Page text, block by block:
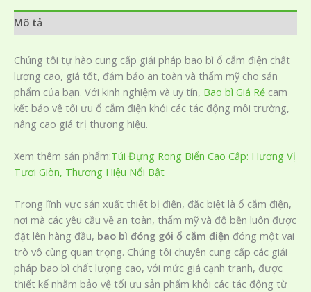
Mô tả
Chúng tôi tự hào cung cấp giải pháp bao bì ổ cắm điện chất
lượng cao, giá tốt, đảm bảo an toàn và thẩm mỹ cho sản
phẩm của bạn. Với kinh nghiệm và uy tín, Bao bì Giá Rẻ cam
kết bảo vệ tối ưu ổ cắm điện khỏi các tác động môi trường,
nâng cao giá trị thương hiệu.
Xem thêm sản phẩm:Túi Đựng Rong Biển Cao Cấp: Hương Vị
Tươi Giòn, Thương Hiệu Nổi Bật
Trong lĩnh vực sản xuất thiết bị điện, đặc biệt là ổ cắm điện,
nơi mà các yêu cầu về an toàn, thẩm mỹ và độ bền luôn được
đặt lên hàng đầu, bao bì đóng gói ổ cắm điện đóng một vai
trò vô cùng quan trọng. Chúng tôi chuyên cung cấp các giải
pháp bao bì chất lượng cao, với mức giá cạnh tranh, được
thiết kế nhằm bảo vệ tối ưu sản phẩm khỏi các tác động từ